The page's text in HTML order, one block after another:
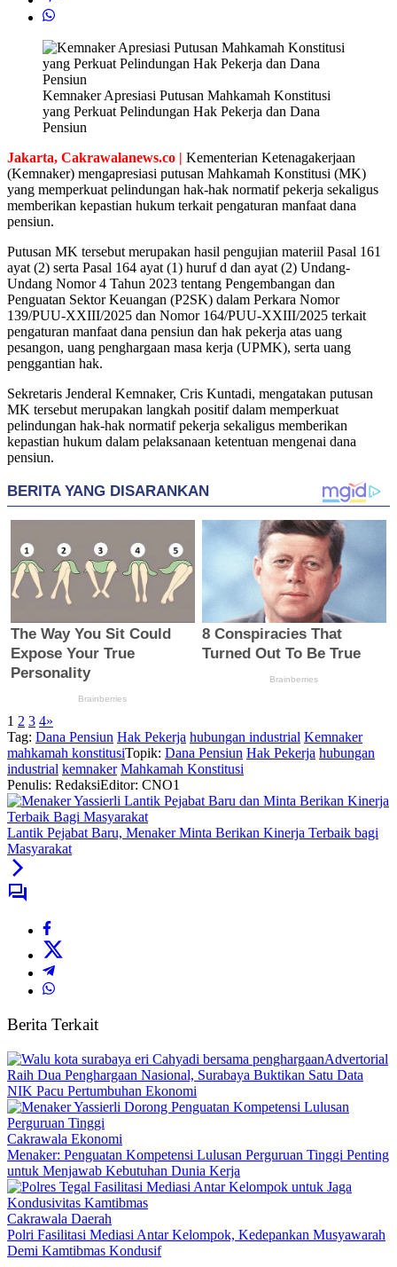
Kemnaker Apresiasi Putusan Mahkamah Konstitusi
yang Perkuat Pelindungan Hak Pekerja dan Dana
Pensiun
Jakarta, Cakrawalanews.co | Kementerian Ketenagakerjaan
(Kemnaker) mengapresiasi putusan Mahkamah Konstitusi (MK)
yang memperkuat pelindungan hak-hak normatif pekerja sekaligus
memberikan kepastian hukum terkait pengaturan manfaat dana
pensiun.
Putusan MK tersebut merupakan hasil pengujian materiil Pasal 161
ayat (2) serta Pasal 164 ayat (1) huruf d dan ayat (2) Undang-
Undang Nomor 4 Tahun 2023 tentang Pengembangan dan
Penguatan Sektor Keuangan (P2SK) dalam Perkara Nomor
139/PUU-XXIII/2025 dan Nomor 164/PUU-XXIII/2025 terkait
pengaturan manfaat dana pensiun dan hak pekerja atas uang
pesangon, uang penghargaan masa kerja (UPMK), serta uang
penggantian hak.
Sekretaris Jenderal Kemnaker, Cris Kuntadi, mengatakan putusan
MK tersebut merupakan langkah positif dalam memperkuat
pelindungan hak-hak normatif pekerja sekaligus memberikan
kepastian hukum dalam pelaksanaan ketentuan mengenai dana
pensiun.
1 2 3 4»
Tag: Dana Pensiun Hak Pekerja hubungan industrial Kemnaker
mahkamah konstitusiTopik: Dana Pensiun Hak Pekerja hubungan
industrial kemnaker Mahkamah Konstitusi
Penulis: RedaksiEditor: CNO1
Lantik Pejabat Baru, Menaker Minta Berikan Kinerja Terbaik bagi
Masyarakat
Berita Terkait
Advertorial
Raih Dua Penghargaan Nasional, Surabaya Buktikan Satu Data
NIK Pacu Pertumbuhan Ekonomi
Cakrawala Ekonomi
Menaker: Penguatan Kompetensi Lulusan Perguruan Tinggi Penting
untuk Menjawab Kebutuhan Dunia Kerja
Cakrawala Daerah
Polri Fasilitasi Mediasi Antar Kelompok, Kedepankan Musyawarah
Demi Kamtibmas Kondusif